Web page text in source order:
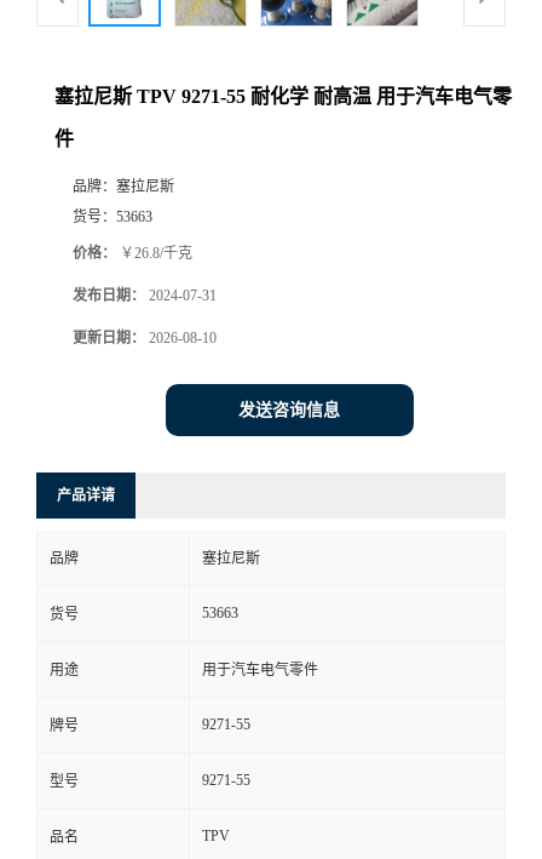
塞拉尼斯 TPV 9271-55 耐化学 耐高温 用于汽车电气零
件
品牌： 塞拉尼斯
货号： 53663
价格： ￥26.8/千克
发布日期： 2024-07-31
更新日期： 2026-08-10
发送咨询信息
产品详请
品牌 塞拉尼斯
货号 53663
用途 用于汽车电气零件
牌号 9271-55
型号 9271-55
品名 TPV